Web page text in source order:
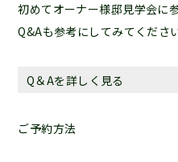
初めてオーナー様邸見学会に
Q&Aも参考にしてみてください
Q＆Aを詳しく見る
ご予約方法